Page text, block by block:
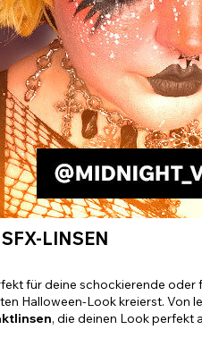
Alle ansehen
LINSEN
für deine schockierende
Halloween-Look kreierst. Von
, die deinen Look perfekt